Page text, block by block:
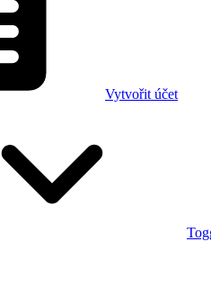
Vytvořit účet